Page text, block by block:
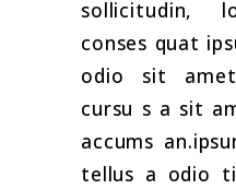
sollicitudin,
conses quat
odio sit
cursu s a sit
accums
tellus a odio